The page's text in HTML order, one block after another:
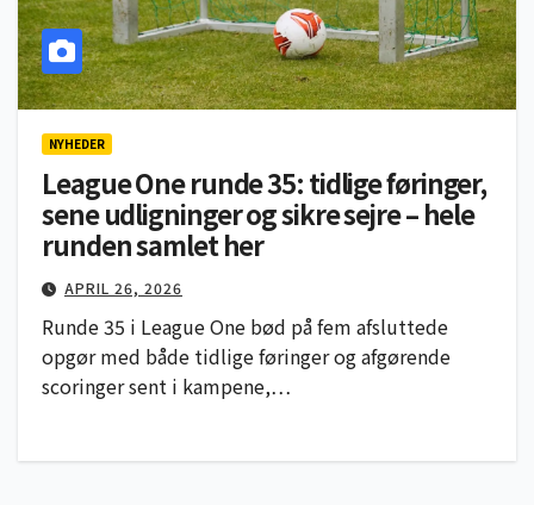
NYHEDER
League One runde 35: tidlige føringer,
sene udligninger og sikre sejre – hele
runden samlet her
APRIL 26, 2026
Runde 35 i League One bød på fem afsluttede
opgør med både tidlige føringer og afgørende
scoringer sent i kampene,…